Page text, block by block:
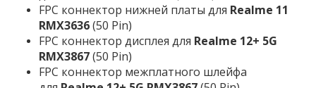
FPC коннектор нижней платы для Realme 11
RMX3636(50 Pin)
FPC коннектор дисплея для Realme 12+ 5G
RMX3867(50 Pin)
FPC коннектор межплатного шлейфа